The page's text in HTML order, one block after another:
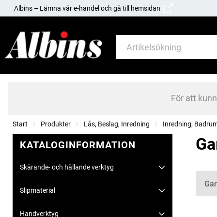
Albins – Lämna vår e-handel och gå till hemsidan
För att
Start Produkter Lås, Beslag, Inredning Inredning,
KATALOGINFORMATION
Skärande- och hållande verktyg
Slipmaterial
Handverktyg